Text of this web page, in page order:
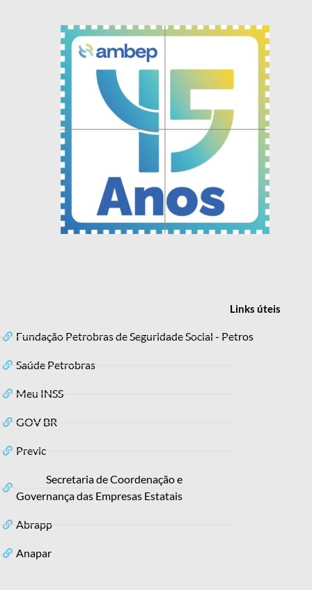
Linksúteis
Fundação Petrobras de Seguridade Social - Petros
Saúde Petrobras
Meu INSS
GOV BR
Previc
Secretaria de Coordenação e
Governança das Empresas Estatais
Abrapp
Anapar